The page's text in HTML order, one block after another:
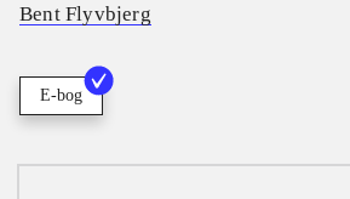
Bent Flyvbjerg
E-bog